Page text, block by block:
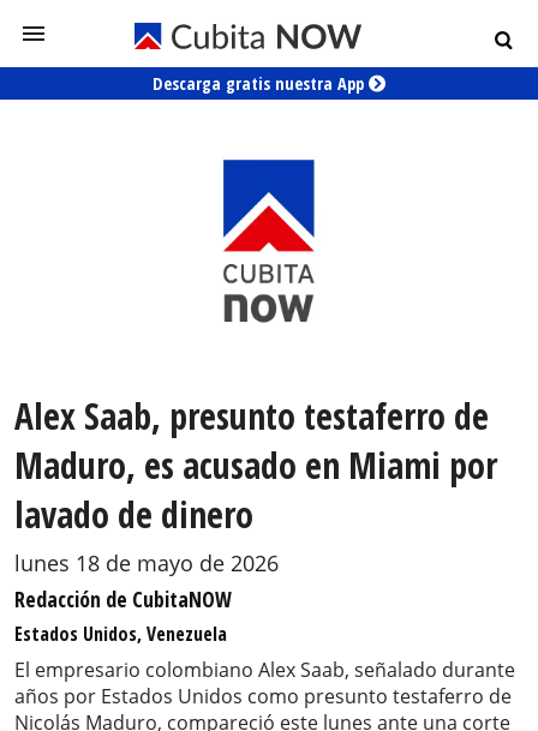
Descarga gratis nuestra App
Alex Saab, presunto testaferro de
Maduro, es acusado en Miami por
lavado de dinero
lunes 18 de mayo de 2026
Redacción de CubitaNOW
Estados Unidos, Venezuela
El empresario colombiano Alex Saab, señalado durante
años por Estados Unidos como presunto testaferro de
Nicolás Maduro, compareció este lunes ante una corte